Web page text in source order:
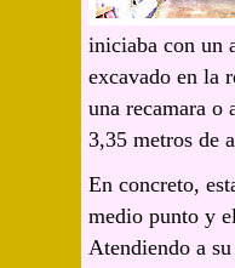
iniciaba con un
excavado en la
una recamara o
3,35 metros de
En concreto,
medio punto y
Atendiendo a